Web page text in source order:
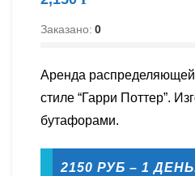
Заказано: 0
Аренда
стиле “Гарри Поттер”.
бутафорами.
2150 РУБ – 1